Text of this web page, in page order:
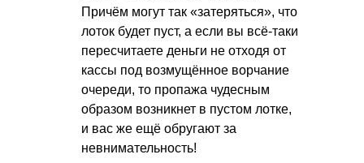
Причём могут так «затеряться», что
лоток будет пуст, а если вы всё-таки
пересчитаете деньги не отходя от
кассы под возмущённое ворчание
очереди, то пропажа чудесным
образом возникнет в пустом лотке,
и вас же ещё обругают за
невнимательность!